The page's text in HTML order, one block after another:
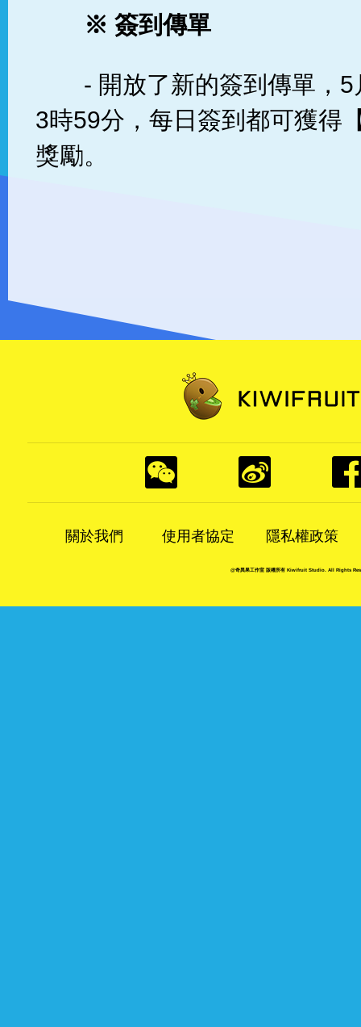
※ 簽到傳單
- 開放了新的簽到傳單，
3時59分，每日簽到都可獲得
獎勵。
關於我們 使用者協定 隱私權政策
@奇異果工作室 版權所有 Kiwifruit Studio. All Rights